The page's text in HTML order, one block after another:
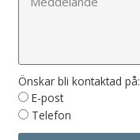
Önskar bli kontaktad på:
E-post
Telefon